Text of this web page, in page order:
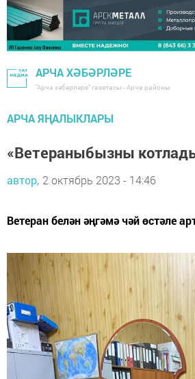
АРЧА ХӘБӘРЛӘРЕ
"Арча хәбәрләре" газетасы - Арча районы
АРЧА ЯҢАЛЫКЛАРЫ
«Ветераныбызны
автор, 2 октябрь 2023 - 14:46
Ветеран белән әңгәмә чәй өстәле